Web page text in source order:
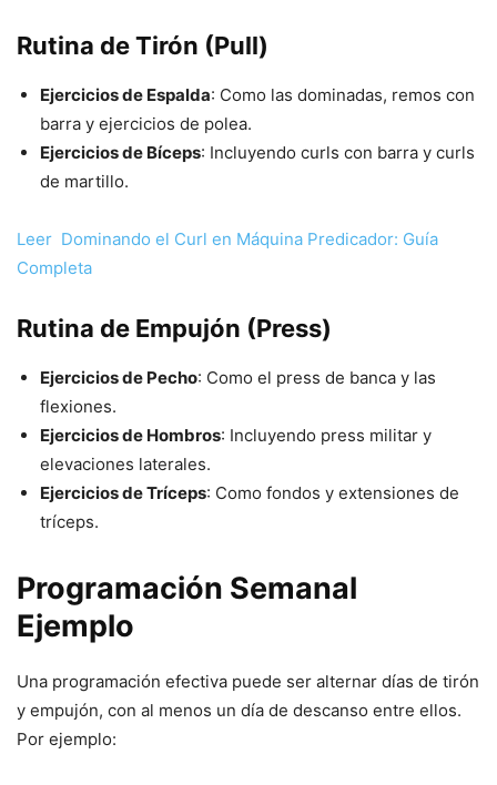
Rutina de Tirón (Pull)
Ejercicios de Espalda: Como las dominadas, remos con
barra y ejercicios de polea.
Ejercicios de Bíceps: Incluyendo curls con barra y curls
de martillo.
Leer Dominando el Curl en Máquina Predicador: Guía
Completa
Rutina de Empujón (Press)
Ejercicios de Pecho: Como el press de banca y las
flexiones.
Ejercicios de Hombros: Incluyendo press militar y
elevaciones laterales.
Ejercicios de Tríceps: Como fondos y extensiones de
tríceps.
Programación Semanal
Ejemplo
Una programación efectiva puede ser alternar días de tirón
y empujón, con al menos un día de descanso entre ellos.
Por ejemplo: